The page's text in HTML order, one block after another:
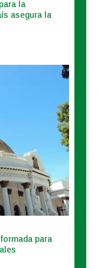
la
asegura la
para